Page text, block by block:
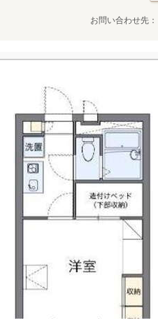
お問い合わせ先